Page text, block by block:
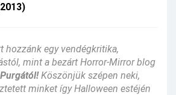
hozzánk egy vendégkritika,
mint a bezárt Horror-Mirror blog
Purgától!Köszönjük szépen neki,
minket így Halloween estéjén